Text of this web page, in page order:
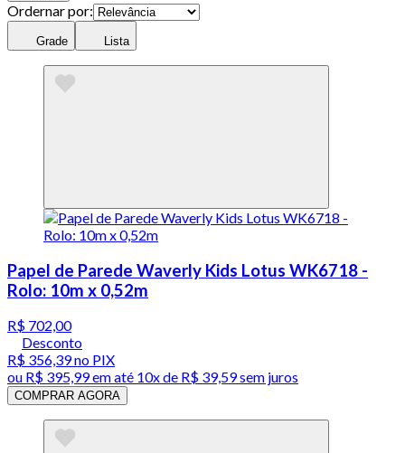
Ordernar por:
Grade Lista
Papel de Parede Waverly Kids Lotus WK6718 -
Rolo: 10m x 0,52m
R$ 702,00
Desconto
R$ 356,39no PIX
ou R$ 395,99em até 10x de R$ 39,59 sem juros
COMPRAR AGORA